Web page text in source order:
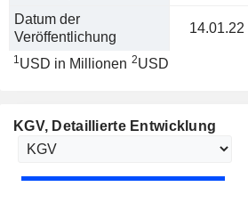
Datum der
Veröffentlichung
14.01.22
1USD in Millionen 2USD
KGV, Detaillierte Entwicklung